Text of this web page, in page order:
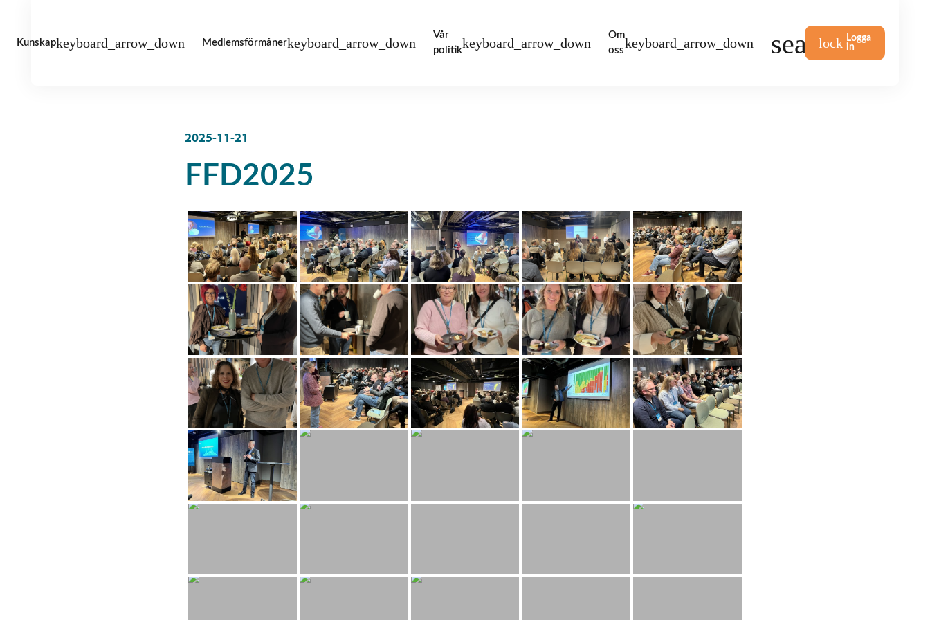
Kunskap Medlemsförmåner
Vår
politik
Om
oss
Logga
in
2025-11-21
FFD2025